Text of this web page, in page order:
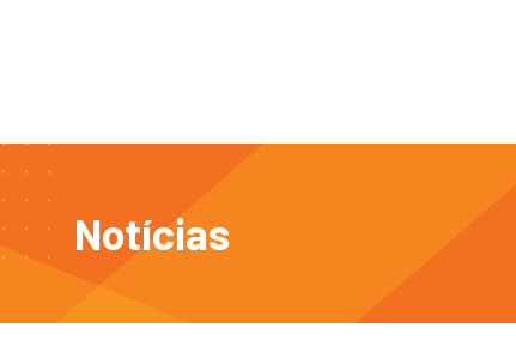
Notícias